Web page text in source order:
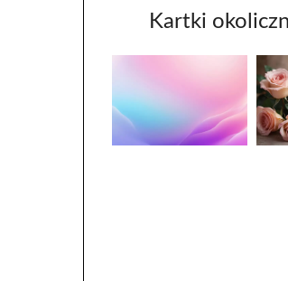
Kartki